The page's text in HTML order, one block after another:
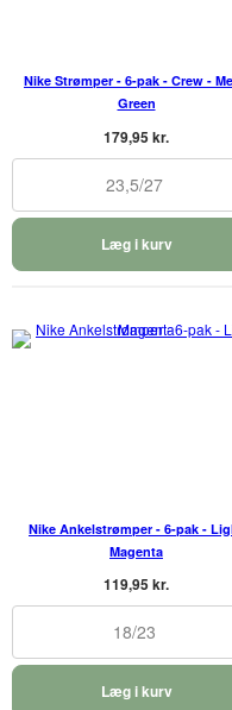
Nike Strømper - 6-pak - Crew -
Green
179,95 kr.
23,5/27
Læg i kurv
Nike Ankelstrømper - 6-pak -
Magenta
119,95 kr.
18/23
Læg i kurv